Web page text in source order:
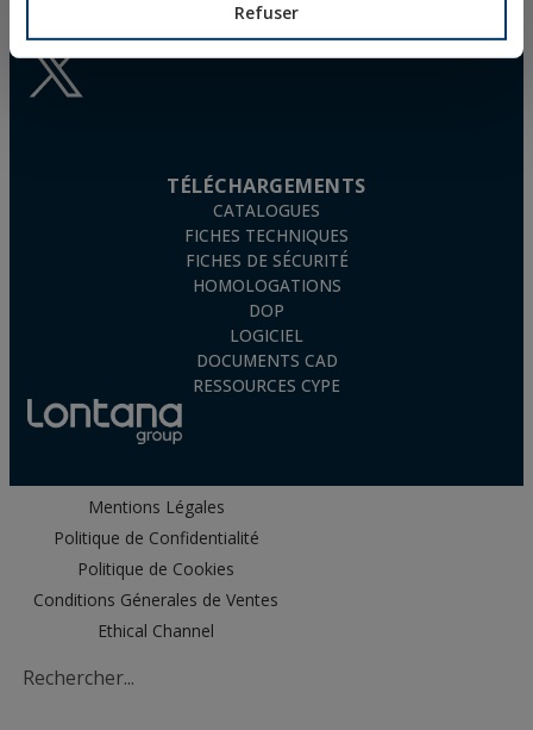
Refuser
POSÉES
TÉLÉCHARGEMENTS
CATALOGUES
FICHES TECHNIQUES
FICHES DE SÉCURITÉ
HOMOLOGATIONS
DOP
LOGICIEL
DOCUMENTS CAD
RESSOURCES CYPE
Mentions Légales
Politique de Confidentialité
Politique de Cookies
Conditions Génerales de Ventes
Ethical Channel